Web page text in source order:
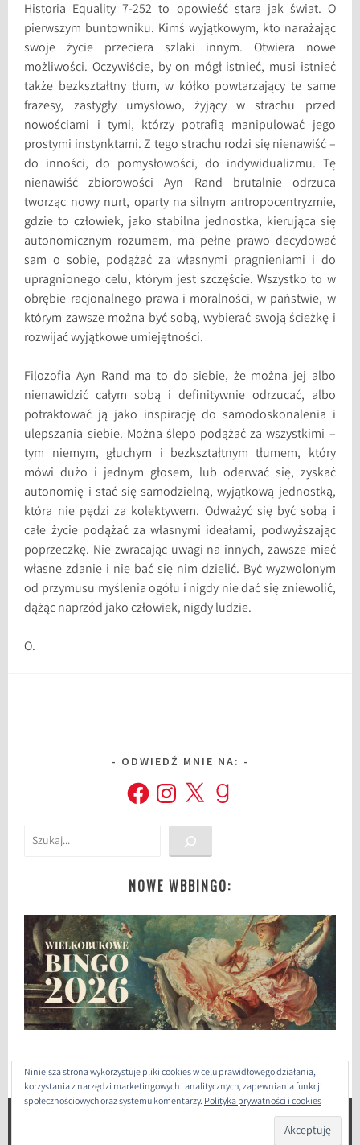
Historia Equality 7-252 to opowieść stara jak świat. O
pierwszym buntowniku. Kimś wyjątkowym, kto narażając
swoje życie przeciera szlaki innym. Otwiera nowe
możliwości. Oczywiście, by on mógł istnieć, musi istnieć
także bezkształtny tłum, w kółko powtarzający te same
frazesy, zastygły umysłowo, żyjący w strachu przed
nowościami i tymi, którzy potrafią manipulować jego
prostymi instynktami. Z tego strachu rodzi się nienawiść –
do inności, do pomysłowości, do indywidualizmu. Tę
nienawiść zbiorowości Ayn Rand brutalnie odrzuca
tworząc nowy nurt, oparty na silnym antropocentryzmie,
gdzie to człowiek, jako stabilna jednostka, kierująca się
autonomicznym rozumem, ma pełne prawo decydować
sam o sobie, podążać za własnymi pragnieniami i do
upragnionego celu, którym jest szczęście. Wszystko to w
obrębie racjonalnego prawa i moralności, w państwie, w
którym zawsze można być sobą, wybierać swoją ścieżkę i
rozwijać wyjątkowe umiejętności.
Filozofia Ayn Rand ma to do siebie, że można jej albo
nienawidzić całym sobą i definitywnie odrzucać, albo
potraktować ją jako inspirację do samodoskonalenia i
ulepszania siebie. Można ślepo podążać za wszystkimi –
tym niemym, głuchym i bezkształtnym tłumem, który
mówi dużo i jednym głosem, lub oderwać się, zyskać
autonomię i stać się samodzielną, wyjątkową jednostką,
która nie pędzi za kolektywem. Odważyć się być sobą i
całe życie podążać za własnymi ideałami, podwyższając
poprzeczkę. Nie zwracając uwagi na innych, zawsze mieć
własne zdanie i nie bać się nim dzielić. Być wyzwolonym
od przymusu myślenia ogółu i nigdy nie dać się zniewolić,
dążąc naprzód jako człowiek, nigdy ludzie.
O.
ODWIEDŹ MNIE NA:
FacebookInstagram
X Goodreads
Szukaj
NOWE WBBINGO:
THEME: SELA
Niniejsza strona wykorzystuje pliki cookies w celu prawidłowego działania,
korzystania z narzędzi marketingowych i analitycznych, zapewniania funkcji
społecznościowych oraz systemu komentarzy.Polityka prywatności i cookies